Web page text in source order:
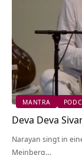
MANTRA
Deva Deva
Narayan singt in
Meinberg…